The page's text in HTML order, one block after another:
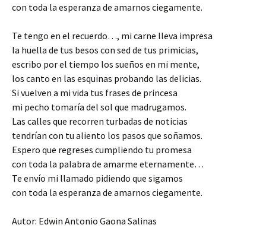
con toda la esperanza de amarnos ciegamente.
Te tengo en el recuerdo…, mi carne lleva impresa
la huella de tus besos con sed de tus primicias,
escribo por el tiempo los sueños en mi mente,
los canto en las esquinas probando las delicias.
Si vuelven a mi vida tus frases de princesa
mi pecho tomaría del sol que madrugamos.
Las calles que recorren turbadas de noticias
tendrían con tu aliento los pasos que soñamos.
Espero que regreses cumpliendo tu promesa
con toda la palabra de amarme eternamente…
Te envío mi llamado pidiendo que sigamos
con toda la esperanza de amarnos ciegamente.
Autor: Edwin Antonio Gaona Salinas